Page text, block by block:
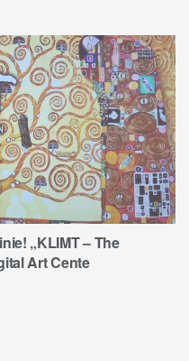
„KLIMT – The
Art Cente